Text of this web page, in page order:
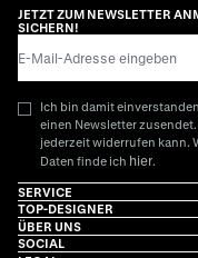
JETZT ZUM NEWSLETTER
SICHERN!
Ich bin damit
einen Newsletter
jederzeit widerrufen kann.
Daten finde ich hier.
SERVICE
TOP-DESIGNER
ÜBER UNS
SOCIAL